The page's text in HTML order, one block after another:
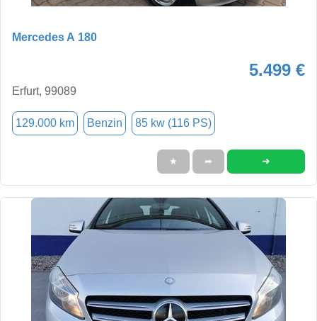
Mercedes A 180
5.499 €
Erfurt, 99089
129.000 km Benzin 85 kw (116 PS)
★ ➦ ➜